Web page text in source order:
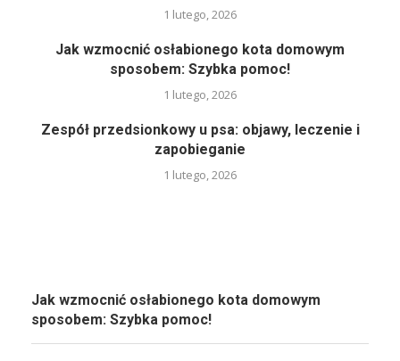
1 lutego, 2026
Jak wzmocnić osłabionego kota domowym
sposobem: Szybka pomoc!
1 lutego, 2026
Zespół przedsionkowy u psa: objawy, leczenie i
zapobieganie
1 lutego, 2026
Jak wzmocnić osłabionego kota domowym
sposobem: Szybka pomoc!